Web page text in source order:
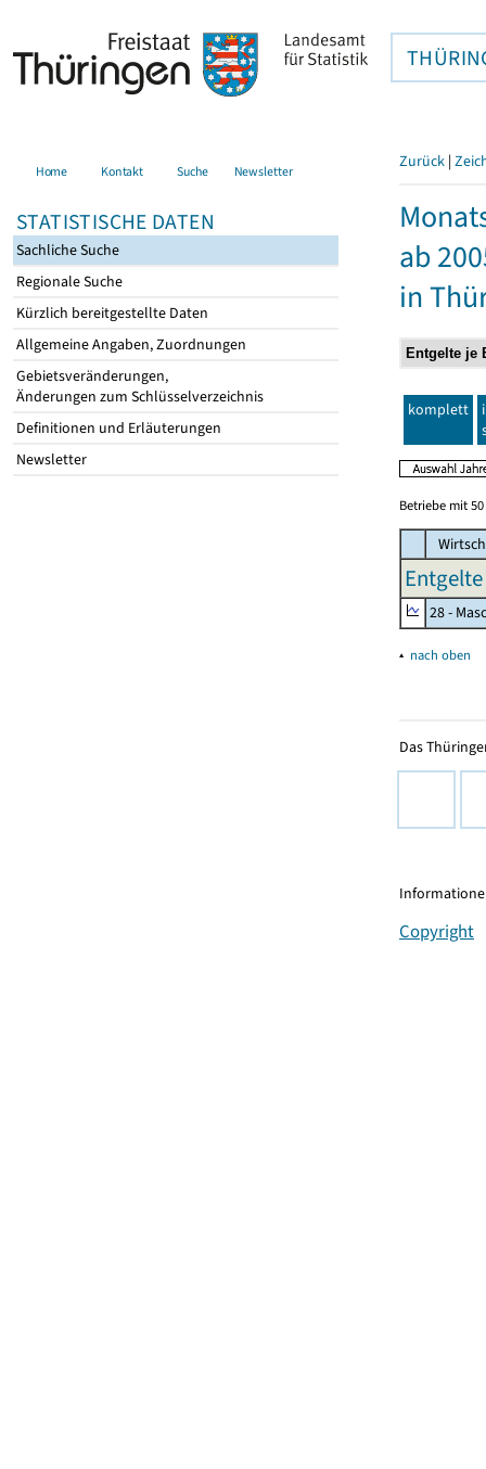
Home Kontakt Suche Newsletter
STATISTISCHE DATEN
Sachliche Suche
Regionale Suche
Kürzlich bereitgestellte Daten
Allgemeine Angaben, Zuordnungen
Gebietsveränderungen,
Änderungen zum Schlüsselverzeichnis
Definitionen und Erläuterungen
Newsletter
Zurück |
ab
in
komplett
Betriebe mit
28 -
▴ nach oben
Das
Copyright